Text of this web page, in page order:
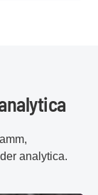
analytica.